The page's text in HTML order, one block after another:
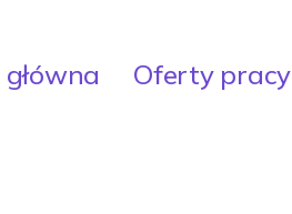
Oferty pracy